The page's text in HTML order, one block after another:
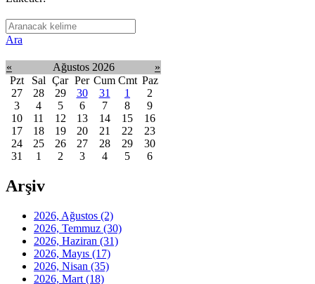
Ara
« Ağustos 2026
»
Pzt
Sal Çar Per Cum Cmt Paz
27
28 29 30 31 1
2
3
4 5 6 7 8
9
10
11 12 13 14 15
16
17
18 19 20 21 22
23
24
25 26 27 28 29
30
31
1 2 3 4 5 6
Arşiv
2026, Ağustos (2)
2026, Temmuz (30)
2026, Haziran (31)
2026, Mayıs (17)
2026, Nisan (35)
2026, Mart (18)